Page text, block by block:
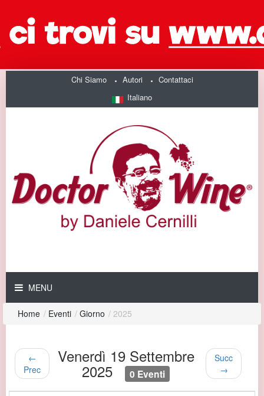
Chi Siamo Autori
Contattaci
Italiano
MENU
Home / Eventi / Giorno / 2025
←
Prec
Venerdì 19 Settembre
2025 0 Eventi
Succ
→